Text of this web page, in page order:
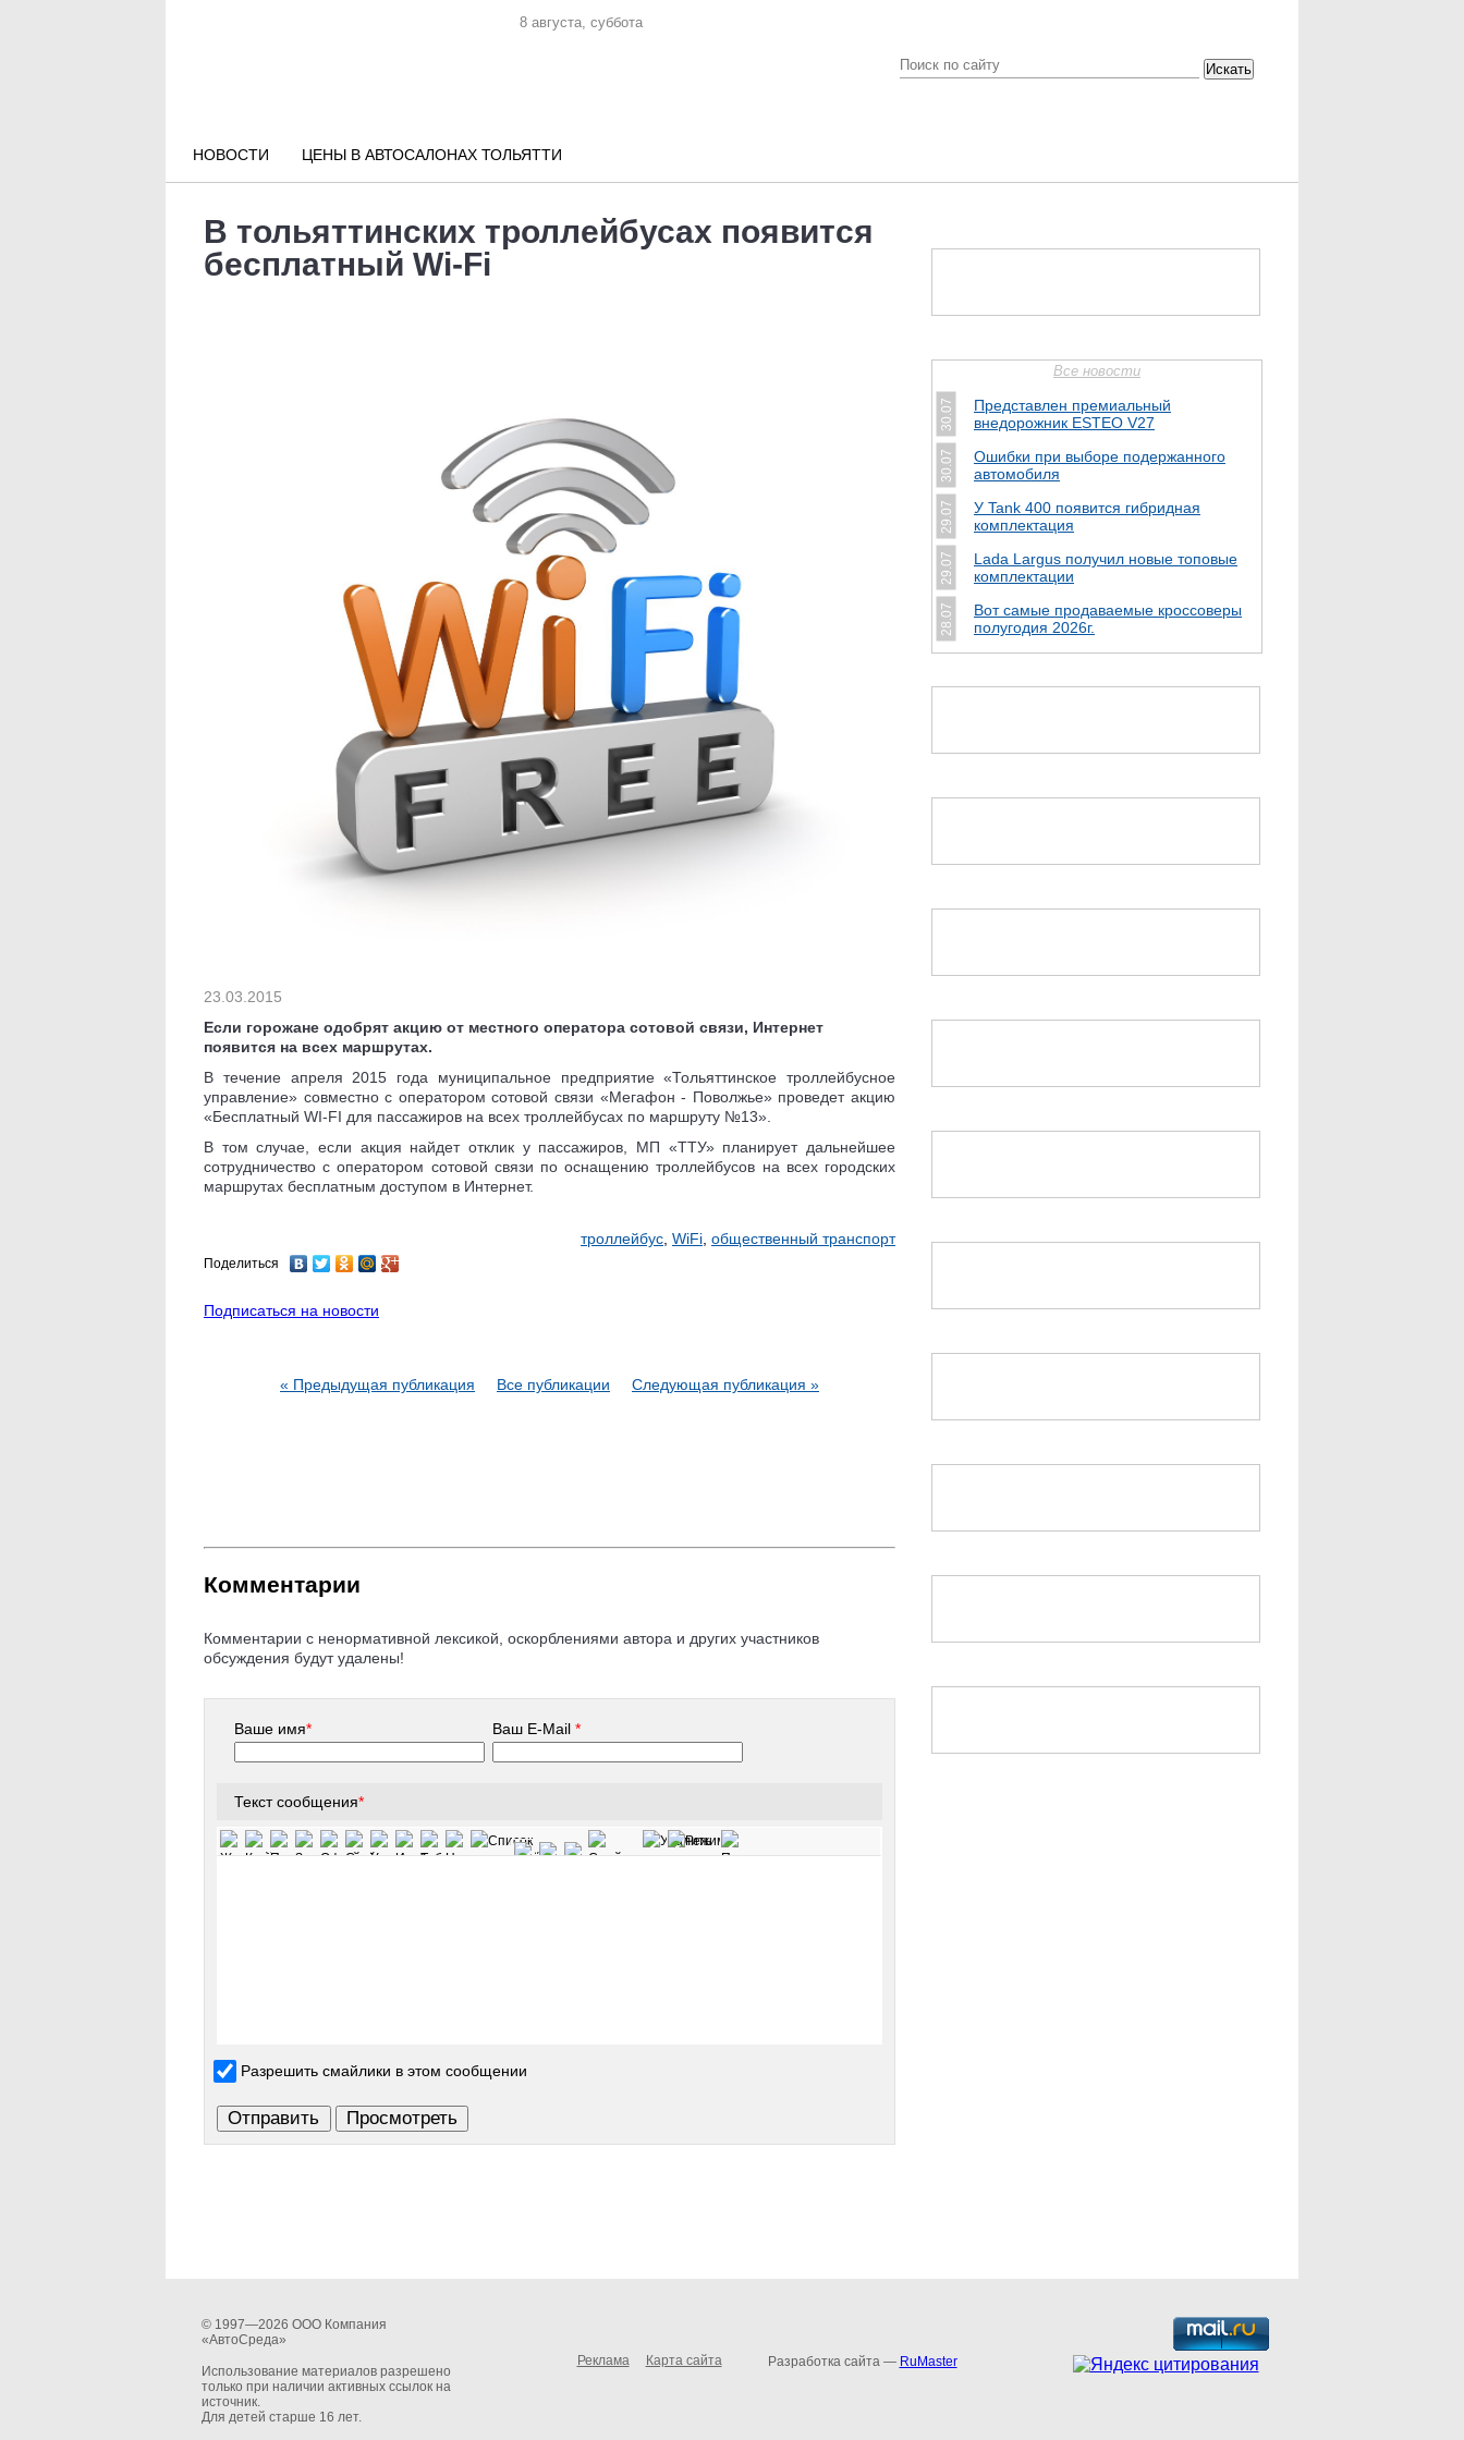
8 августа, суббота
Искать
НОВОСТИ ЦЕНЫ В АВТОСАЛОНАХ ТОЛЬЯТТИ
В тольяттинских троллейбусах появится
бесплатный Wi-Fi
23.03.2015
Если горожане одобрят акцию от местного оператора сотовой связи, Интернет
появится на всех маршрутах.
В течение апреля 2015 года муниципальное предприятие «Тольяттинское троллейбусное
управление» совместно с оператором сотовой связи «Мегафон - Поволжье» проведет акцию
«Бесплатный WI-FI для пассажиров на всех троллейбусах по маршруту №13».
В том случае, если акция найдет отклик у пассажиров, МП «ТТУ» планирует дальнейшее
сотрудничество с оператором сотовой связи по оснащению троллейбусов на всех городских
маршрутах бесплатным доступом в Интернет.
троллейбус WiFi общественный транспорт
Поделиться
Подписаться на новости
« Предыдущая публикация Все публикации Следующая публикация »
Комментарии
Комментарии с ненормативной лексикой, оскорблениями автора и других участников
обсуждения будут удалены!
Ваше имя* Ваш E-Mail*
Текст сообщения*
Разрешить смайлики в этом сообщении
Все новости
30.07
Представлен премиальный
внедорожник ESTEO V27
30.07
Ошибки при выборе подержанного
автомобиля
29.07
У Tank 400 появится гибридная
комплектация
29.07
Lada Largus получил новые топовые
комплектации
28.07
Вот самые продаваемые кроссоверы
полугодия 2026г.
© 1997—2026 ООО Компания
«АвтоСреда»
Использование материалов разрешено
только при наличии активных ссылок на
источник.
Для детей старше 16 лет.
Реклама Карта сайта Разработка сайта — RuMaster